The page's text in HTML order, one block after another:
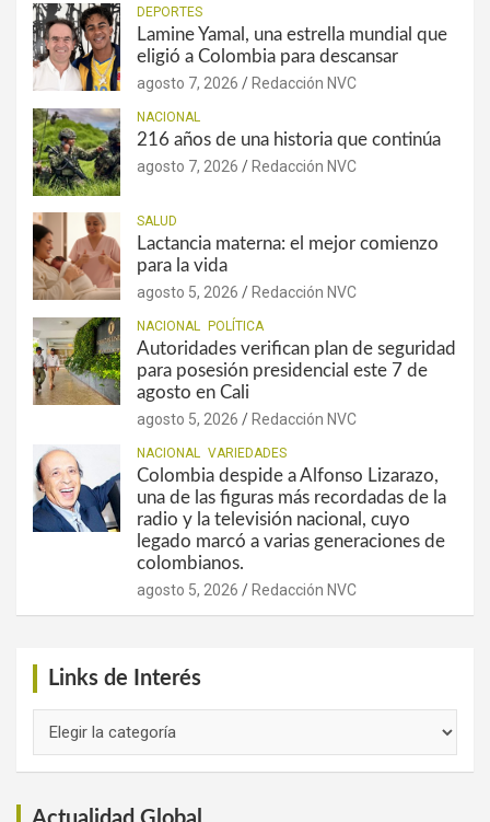
DEPORTES
Lamine Yamal, una estrella mundial que
eligió a Colombia para descansar
agosto 7, 2026 Redacción NVC
NACIONAL
216 años de una historia que continúa
agosto 7, 2026 Redacción NVC
SALUD
Lactancia materna: el mejor comienzo
para la vida
agosto 5, 2026 Redacción NVC
NACIONAL POLÍTICA
Autoridades verifican plan de seguridad
para posesión presidencial este 7 de
agosto en Cali
agosto 5, 2026 Redacción NVC
NACIONAL VARIEDADES
Colombia despide a Alfonso Lizarazo,
una de las figuras más recordadas de la
radio y la televisión nacional, cuyo
legado marcó a varias generaciones de
colombianos.
agosto 5, 2026 Redacción NVC
Links de Interés